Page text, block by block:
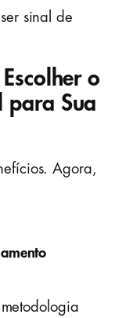
sinal de
o
para Sua
Agora,